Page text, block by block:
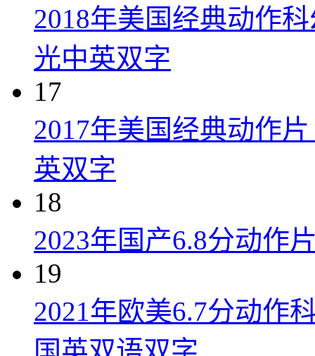
2018年美国经典动作
光中英双字
17
2017年美国经典动作
英双字
18
2023年国产6.8分动作
19
2021年欧美6.7分动作